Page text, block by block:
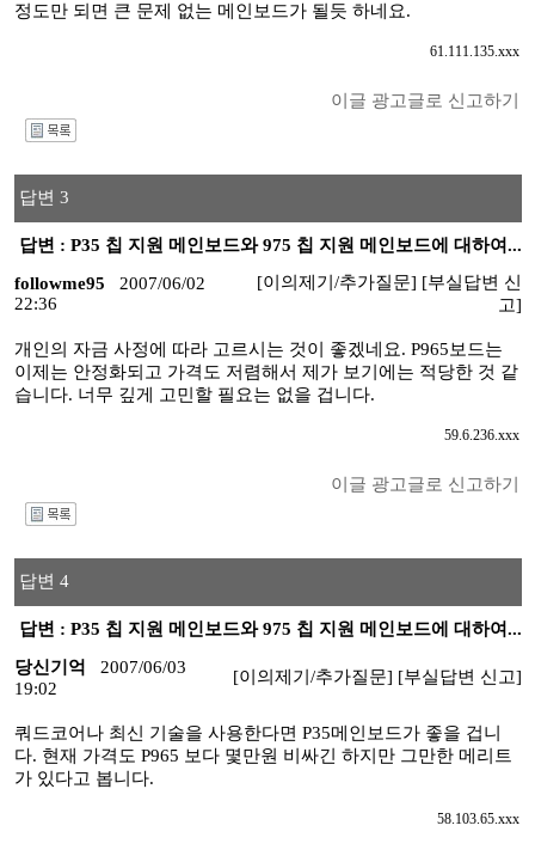
정도만 되면 큰 문제 없는 메인보드가 될듯 하네요.
61.111.135.xxx
이글 광고글로 신고하기
답변 3
답변 : P35 칩 지원 메인보드와 975 칩 지원 메인보드에 대하여...
followme95
2007/06/02
22:36
[이의제기/추가질문] [부실답변 신
고]
개인의 자금 사정에 따라 고르시는 것이 좋겠네요. P965보드는
이제는 안정화되고 가격도 저렴해서 제가 보기에는 적당한 것 같
습니다. 너무 깊게 고민할 필요는 없을 겁니다.
59.6.236.xxx
이글 광고글로 신고하기
답변 4
답변 : P35 칩 지원 메인보드와 975 칩 지원 메인보드에 대하여...
당신기억
2007/06/03
19:02
[이의제기/추가질문] [부실답변 신고]
쿼드코어나 최신 기술을 사용한다면 P35메인보드가 좋을 겁니
다. 현재 가격도 P965 보다 몇만원 비싸긴 하지만 그만한 메리트
가 있다고 봅니다.
58.103.65.xxx